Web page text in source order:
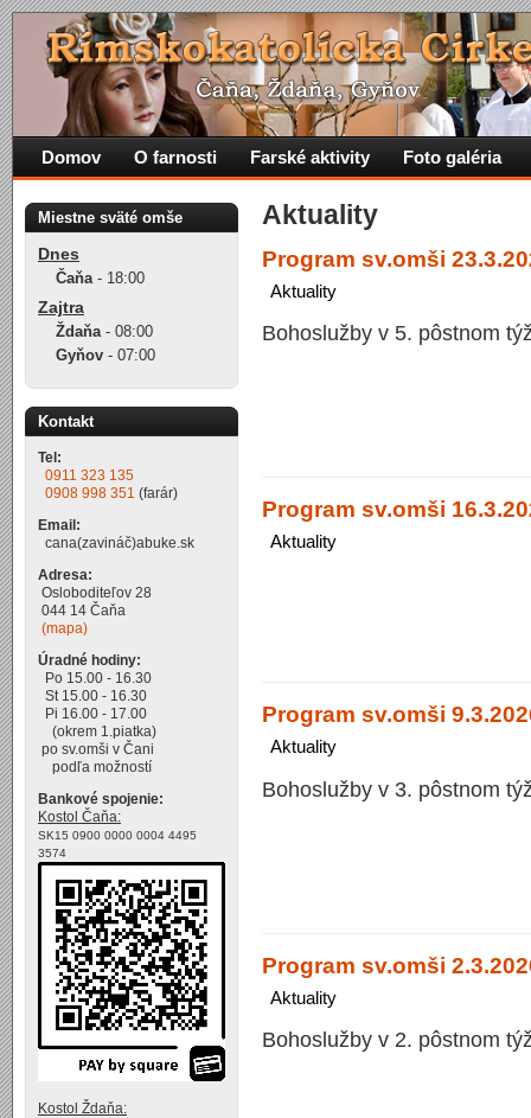
Aktuality
Program sv.omši
Aktuality
Bohoslužby v 5. pôstnom
Program sv.omši
Aktuality
Program sv.omši
Aktuality
Bohoslužby v 3. pôstnom
Program sv.omši
Aktuality
Bohoslužby v 2. pôstnom
Domov O farnosti Farské aktivity Foto galéria
Miestne sväté omše
Dnes
Čaňa- 18:00
Zajtra
Ždaňa- 08:00
Gyňov - 07:00
Kontakt
Tel:
0911 323 135
0908 998 351 (farár)
Email:
cana(zavináč)abuke.sk
Adresa:
Osloboditeľov 28
044 14 Čaňa
(mapa)
Úradné hodiny:
Po 15.00 - 16.30
St 15.00 - 16.30
Pi 16.00 - 17.00
(okrem 1.piatka)
po sv.omši v Čani
podľa možností
Bankové spojenie:
Kostol Čaňa:
SK15 0900 0000 0004 4495
3574
Kostol Ždaňa: